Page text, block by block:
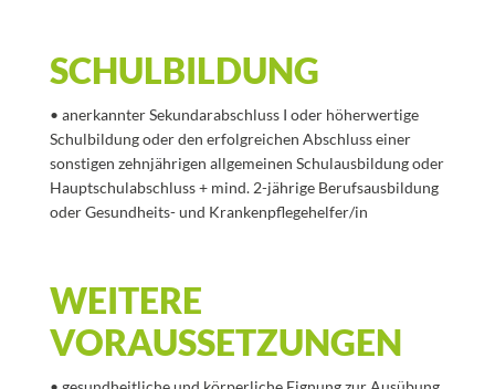
SCHULBILDUNG
• anerkannter Sekundarabschluss I oder höherwertige
Schulbildung oder den erfolgreichen Abschluss einer
sonstigen zehnjährigen allgemeinen Schulausbildung oder
Hauptschulabschluss + mind. 2-jährige Berufsausbildung
oder Gesundheits- und Krankenpflegehelfer/in
WEITERE
VORAUSSETZUNGEN